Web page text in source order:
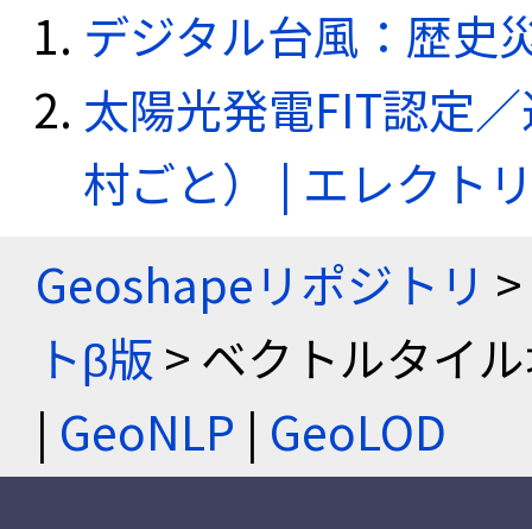
デジタル台風：歴史
太陽光発電FIT認定
村ごと） | エレクト
Geoshapeリポジトリ >
トβ版 > ベクトルタイ
| GeoNLP | GeoLOD